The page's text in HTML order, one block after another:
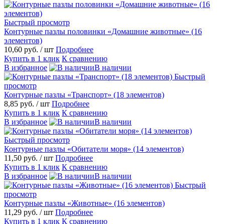
Быстрый просмотр
Контурные пазлы половинки «Домашние животные» (16
элементов)
10,60 руб. / шт Подробнее
Купить в 1 клик К сравнению
В избранное
В наличии
Быстрый
просмотр
Контурные пазлы «Транспорт» (18 элементов)
8,85 руб. / шт Подробнее
Купить в 1 клик К сравнению
В избранное
В наличии
Быстрый просмотр
Контурные пазлы «Обитатели моря» (14 элементов)
11,50 руб. / шт Подробнее
Купить в 1 клик К сравнению
В избранное
В наличии
Быстрый
просмотр
Контурные пазлы «Животные» (16 элементов)
11,29 руб. / шт Подробнее
Купить в 1 клик К сравнению